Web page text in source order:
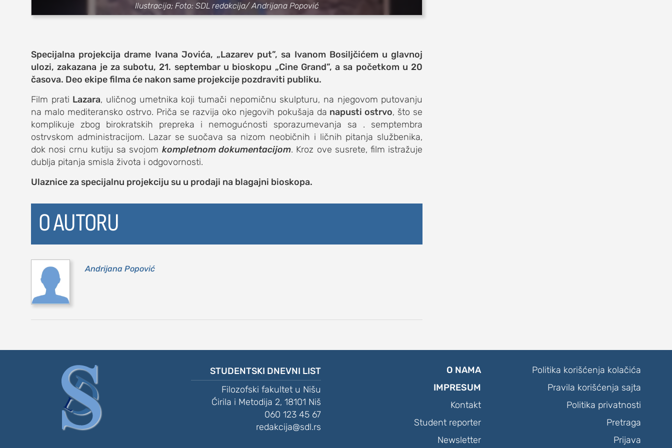
zabava
putovanja
moda i stil
organizacije
konkursi
fakulteti
studentski život
zdravlje
kolumna
sdl podkast
impresum
Ilustracija; Foto: SDL redakcija/ Andrijana Popović
Specijalna projekcija drame Ivana Jovića, „Lazarev put”, sa Ivanom Bosiljčićem u glavnoj
ulozi, zakazana je za subotu, 21. septembar u bioskopu „Cine Grand”, a sa početkom u 20
časova. Deo ekipe filma će nakon same projekcije pozdraviti publiku.
Film prati Lazara, uličnog umetnika koji tumači nepomičnu skulpturu, na njegovom putovanju
na malo mediteransko ostrvo. Priča se razvija oko njegovih pokušaja da napusti ostrvo, što se
komplikuje zbog birokratskih prepreka i nemogućnosti sporazumevanja sa . semptembra
ostrvskom administracijom. Lazar se suočava sa nizom neobičnih i ličnih pitanja službenika,
dok nosi crnu kutiju sa svojom kompletnom dokumentacijom. Kroz ove susrete, film istražuje
dublja pitanja smisla života i odgovornosti.
Ulaznice za specijalnu projekciju su u prodaji na blagajni bioskopa.
O AUTORU
Andrijana Popović
STUDENTSKI DNEVNI LIST
Filozofski fakultet u Nišu
Ćirila i Metodija 2, 18101 Niš
060 123 45 67
redakcija@sdl.rs
O NAMA
IMPRESUM
Kontakt
Student reporter
Newsletter
Politika korišćenja kolačića
Pravila korišćenja sajta
Politika privatnosti
Pretraga
Prijava